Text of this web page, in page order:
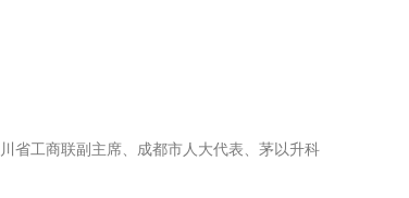
省工商联副主席、成都市人大代表、茅以升科